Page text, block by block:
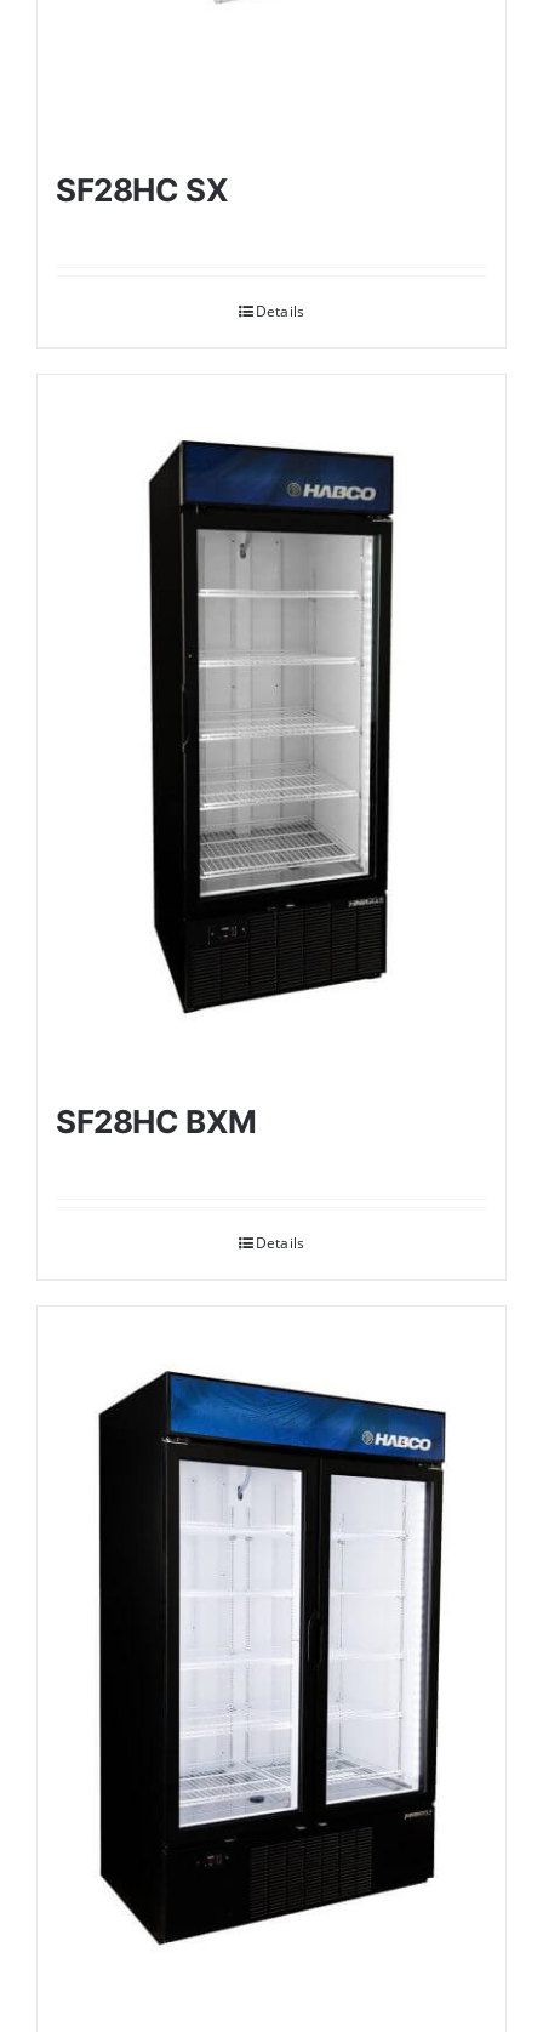
SF28HC SX
Details
SF28HC BXM
Details